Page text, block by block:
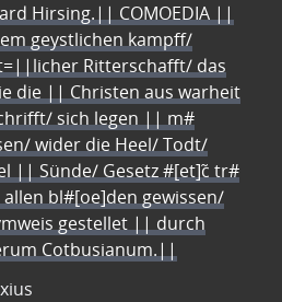
Hirsing.|| COMOEDIA ||
geystlichen kampff/
Ritterschafft/ das
die || Christen aus warheit
sich legen || m#
wider die Heel/ Todt/
|| Sünde/ Gesetz #[et]c̃ tr#
bl#[oe]den gewissen/
gestellet || durch
Cotbusianum.||